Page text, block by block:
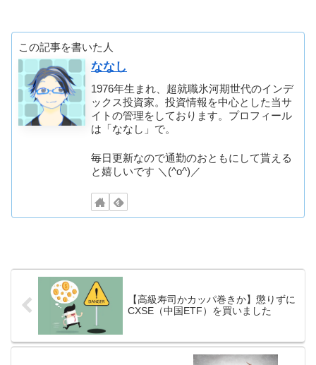
この記事を書いた人
ななし
1976年生まれ、超就職氷河期世代のインデ
ックス投資家。投資情報を中心とした当サ
イトの管理をしております。プロフィール
は「ななし」で。
毎日更新なので通勤のおともにして貰える
と嬉しいです ＼(^o^)／
【高級寿司かカッパ巻きか】懲りずに
CXSE（中国ETF）を買いました